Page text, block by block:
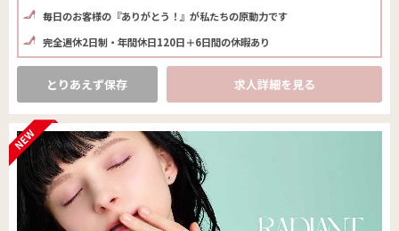
毎日のお客様の『ありがとう！』が私たちの原動力です
完全週休2日制・年間休日120日＋6日間の休暇あり
とりあえず保存 求人詳細を見る